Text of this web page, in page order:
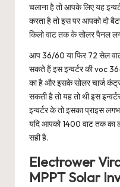
चलाना है तो आपके लिए यह
करता है तो इस पर आपको दो
किलो वाट तक के सोलर पैनल
आप 36/60 या फिर 72 सेल
सकते हैं इस इन्वर्टर की voc
का है और इसके सोलर चार्ज
सकती है तो यह तो थी इस
इन्वर्टर के तो इसका प्राइस
यदि आपको 1400 वाट तक का
सही है.
Electrower
MPPT Solar